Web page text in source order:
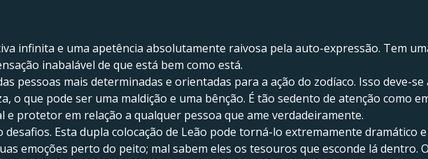
infinita e uma apetência absolutamente raivosa pela auto-expressão. Tem
inabalável de que está bem como está.
pessoas mais determinadas e orientadas para a ação do zodíaco. Isso deve-
o que pode ser uma maldição e uma bênção. É tão sedento de atenção como
e protetor em relação a qualquer pessoa que ame verdadeiramente.
Esta dupla colocação de Leão pode torná-lo extremamente dramático
emoções perto do peito; mal sabem eles os tesouros que esconde lá dentro.